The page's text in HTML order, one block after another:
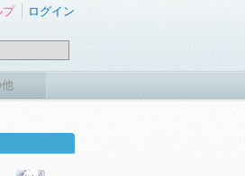
プ ログイン